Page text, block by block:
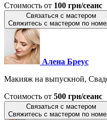
Стоимость от 100 грн/сеанс
Связаться с мастером
Свяжитесь с мастером по
Алена Бреус
Макияж на выпускной,
Стоимость от 500 грн/сеанс
Связаться с мастером
Свяжитесь с мастером по